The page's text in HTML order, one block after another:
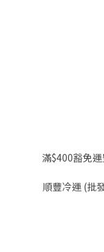
滿$400豁免
順豐冷運 (批